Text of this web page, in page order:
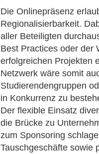
Die Onlinepräsenz
Regionalisierbarkeit.
aller Beteiligten
Best Practices oder der
erfolgreichen Projekten
Netzwerk wäre somit
Studierendengruppen
in Konkurrenz zu
Der flexible Einsatz
die Brücke zu
zum Sponsoring
Tauschgeschäfte sowie